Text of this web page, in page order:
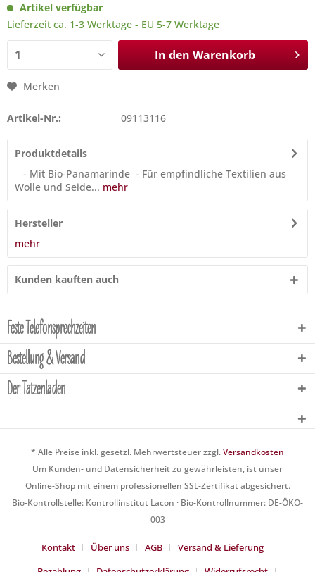
Artikel verfügbar
Lieferzeit ca. 1-3 Werktage - EU 5-7 Werktage
In den Warenkorb
Merken
Artikel-Nr.: 09113116
Produktdetails
- Mit Bio-Panamarinde - Für empfindliche Textilien aus
Wolle und Seide... mehr
Hersteller
mehr
Kunden kauften auch
Feste Telefonsprechzeiten
Bestellung & Versand
Der Tatzenladen
* Alle Preise inkl. gesetzl. Mehrwertsteuer zzgl.Versandkosten
Um Kunden- und Datensicherheit zu gewährleisten, ist unser
Online-Shop mit einem professionellen SSL-Zertifikat abgesichert.
Bio-Kontrollstelle: Kontrollinstitut Lacon · Bio-Kontrollnummer: DE-ÖKO-
003
Kontakt Über uns AGB
Versand & Lieferung